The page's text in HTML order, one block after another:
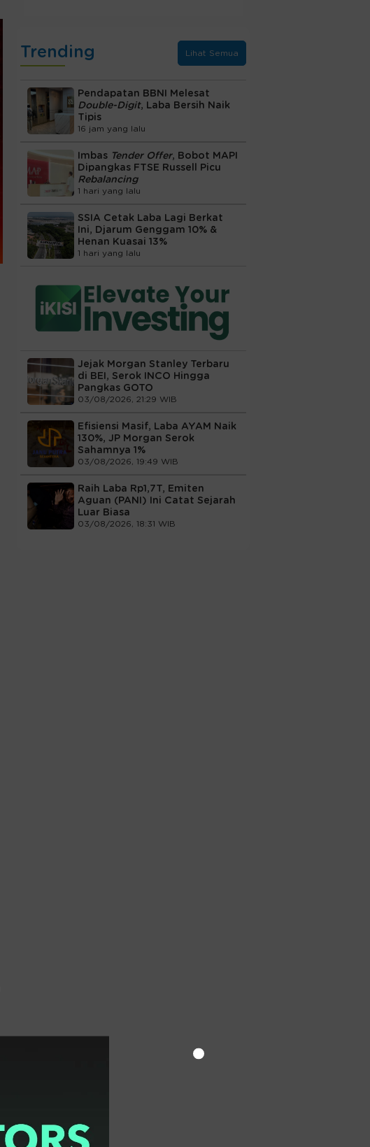
Trending Lihat Semua
Pendapatan BBNI Melesat
Double-Digit, Laba Bersih Naik
Tipis
16 jam yang lalu
Imbas Tender Offer, Bobot MAPI
Dipangkas FTSE Russell Picu
Rebalancing
1 hari yang lalu
SSIA Cetak Laba Lagi Berkat
Ini, Djarum Genggam 10% &
Henan Kuasai 13%
1 hari yang lalu
Jejak Morgan Stanley Terbaru
di BEI, Serok INCO Hingga
Pangkas GOTO
03/08/2026, 21:29 WIB
Efisiensi Masif, Laba AYAM Naik
130%, JP Morgan Serok
Sahamnya 1%
03/08/2026, 19:49 WIB
Raih Laba Rp1,7T, Emiten
Aguan (PANI) Ini Catat Sejarah
Luar Biasa
03/08/2026, 18:31 WIB